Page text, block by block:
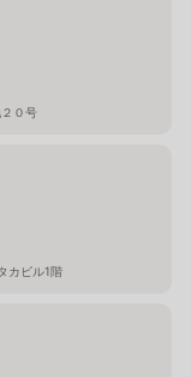
０号
カビル1階